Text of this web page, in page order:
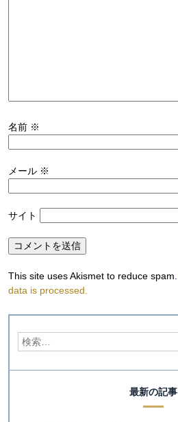
名前 ※
メール ※
サイト
This site uses Akismet to reduce spam.
data is processed.
最新の記事